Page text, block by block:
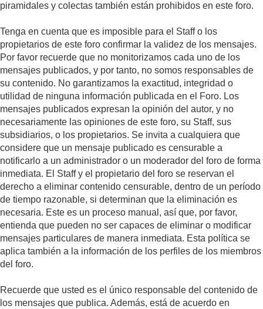
piramidales y colectas también están prohibidos en este foro.
Tenga en cuenta que es imposible para el Staff o los
propietarios de este foro confirmar la validez de los mensajes.
Por favor recuerde que no monitorizamos cada uno de los
mensajes publicados, y por tanto, no somos responsables de
su contenido. No garantizamos la exactitud, integridad o
utilidad de ninguna información publicada en el Foro. Los
mensajes publicados expresan la opinión del autor, y no
necesariamente las opiniones de este foro, su Staff, sus
subsidiarios, o los propietarios. Se invita a cualquiera que
considere que un mensaje publicado es censurable a
notificarlo a un administrador o un moderador del foro de forma
inmediata. El Staff y el propietario del foro se reservan el
derecho a eliminar contenido censurable, dentro de un período
de tiempo razonable, si determinan que la eliminación es
necesaria. Este es un proceso manual, así que, por favor,
entienda que pueden no ser capaces de eliminar o modificar
mensajes particulares de manera inmediata. Esta política se
aplica también a la información de los perfiles de los miembros
del foro.
Recuerde que usted es el único responsable del contenido de
los mensajes que publica. Además, está de acuerdo en